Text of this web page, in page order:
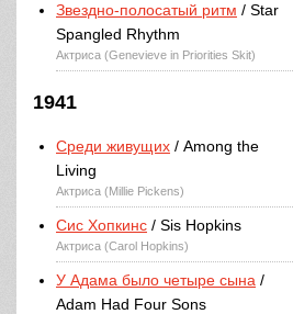
Звездно-полосатый ритм / Star
Spangled Rhythm
Актриса (Genevieve in Priorities Skit)
1941
Среди живущих / Among the
Living
Актриса (Millie Pickens)
Сис Хопкинс / Sis Hopkins
Актриса (Carol Hopkins)
У Адама было четыре сына /
Adam Had Four Sons